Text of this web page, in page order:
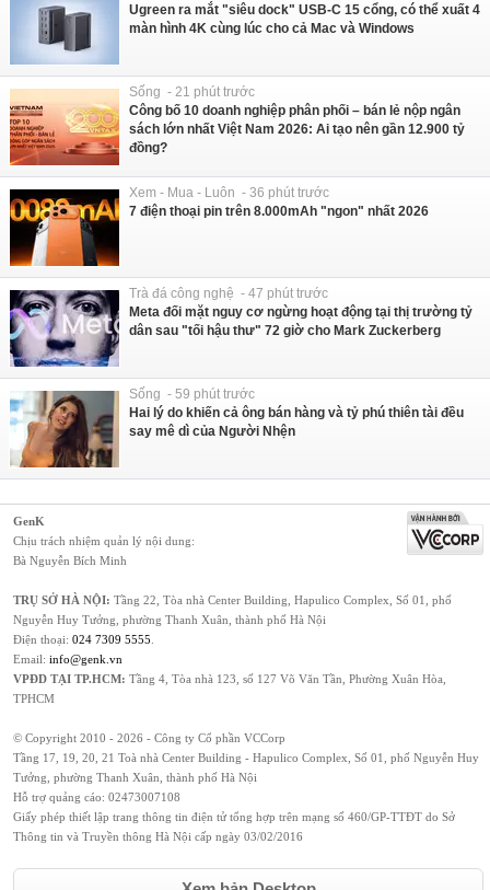
Ugreen ra mắt "siêu dock" USB-C 15 cổng, có thể xuất 4
màn hình 4K cùng lúc cho cả Mac và Windows
Sống - 21 phút trước
Công bố 10 doanh nghiệp phân phối – bán lẻ nộp ngân
sách lớn nhất Việt Nam 2026: Ai tạo nên gần 12.900 tỷ
đồng?
Xem - Mua - Luôn - 36 phút trước
7 điện thoại pin trên 8.000mAh "ngon" nhất 2026
Trà đá công nghệ - 47 phút trước
Meta đối mặt nguy cơ ngừng hoạt động tại thị trường tỷ
dân sau "tối hậu thư" 72 giờ cho Mark Zuckerberg
Sống - 59 phút trước
Hai lý do khiến cả ông bán hàng và tỷ phú thiên tài đều
say mê dì của Người Nhện
GenK
Chịu trách nhiệm quản lý nội dung:
Bà Nguyễn Bích Minh
TRỤ SỞ HÀ NỘI: Tầng 22, Tòa nhà Center Building, Hapulico Complex, Số 01, phố
Nguyễn Huy Tưởng, phường Thanh Xuân, thành phố Hà Nội
Điện thoại: 024 7309 5555
Email: info@genk.vn
VPĐD TẠI TP.HCM: Tầng 4, Tòa nhà 123, số 127 Võ Văn Tần, Phường Xuân Hòa,
TPHCM
© Copyright 2010 - 2026 - Công ty Cổ phần VCCorp
Tầng 17, 19, 20, 21 Toà nhà Center Building - Hapulico Complex, Số 01, phố Nguyễn Huy
Tưởng, phường Thanh Xuân, thành phố Hà Nội
Hỗ trợ quảng cáo: 02473007108
Giấy phép thiết lập trang thông tin điện tử tổng hợp trên mạng số 460/GP-TTĐT do Sở
Thông tin và Truyền thông Hà Nội cấp ngày 03/02/2016